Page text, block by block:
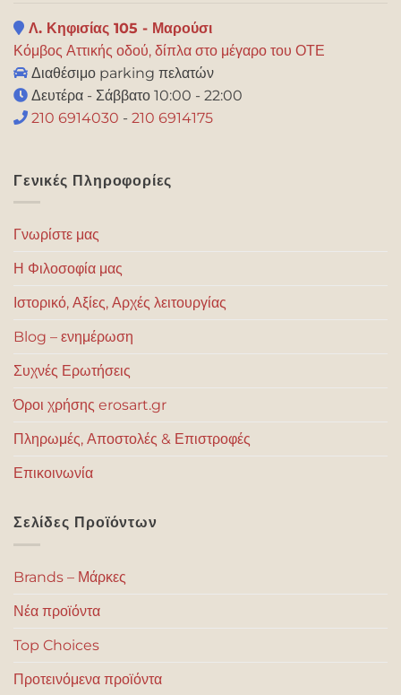
Λ. Κηφισίας 105 - Μαρούσι
Κόμβος Αττικής οδού, δίπλα στο μέγαρο του ΟΤΕ
Διαθέσιμο parking πελατών
Δευτέρα - Σάββατο 10:00 - 22:00
210 6914030 - 210 6914175
Γενικές Πληροφορίες
Γνωρίστε μας
Η Φιλοσοφία μας
Ιστορικό, Αξίες, Αρχές λειτουργίας
Blog – ενημέρωση
Συχνές Ερωτήσεις
Όροι χρήσης erosart.gr
Πληρωμές, Αποστολές & Επιστροφές
Επικοινωνία
Σελίδες Προϊόντων
Brands – Μάρκες
Νέα προϊόντα
Top Choices
Προτεινόμενα προϊόντα